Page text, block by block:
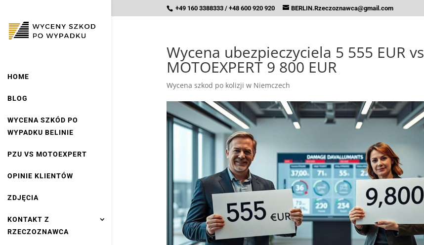
+49 160 3388333 / +48 600 920 920 BERLIN.Rzeczoznawca@gmail.com
HOME
BLOG
WYCENA SZKÓD PO
WYPADKU BELINIE
PZU VS MOTOEXPERT
OPINIE KLIENTÓW
ZDJĘCIA
KONTAKT Z
RZECZOZNAWCA
Wycena ubezpieczyciela 5 555 EUR vs
MOTOEXPERT 9 800 EUR
Wycena szkod po kolizji w Niemczech